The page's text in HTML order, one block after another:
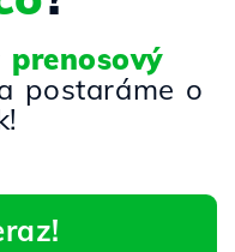
prenosový
postaráme o